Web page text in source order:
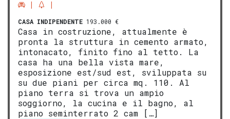
CASA INDIPENDENTE 193.000 €
Casa in costruzione, attualmente è
pronta la struttura in cemento armato,
intonacato, finito fino al tetto. La
casa ha una bella vista mare,
esposizione est/sud est, sviluppata su
su due piani per circa mq. 110. Al
piano terra si trova un ampio
soggiorno, la cucina e il bagno, al
piano seminterrato 2 cam […]